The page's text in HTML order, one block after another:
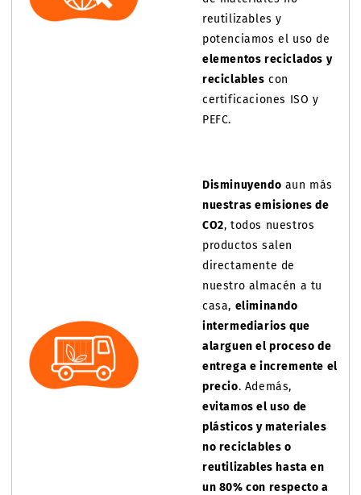
reutilizables y
potenciamos el uso de
elementos reciclados y
reciclables con
certificaciones ISO y
PEFC.
Disminuyendo aun más
nuestras emisiones de
CO2, todos nuestros
productos salen
directamente de
nuestro almacén a tu
casa, eliminando
intermediarios que
alarguen el proceso de
entrega e incremente el
precio. Además,
evitamos el uso de
plásticos y materiales
no reciclables o
reutilizables hasta en
un 80% con respecto a